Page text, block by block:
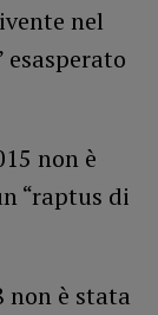
nel
non è
“raptus di
non è stata